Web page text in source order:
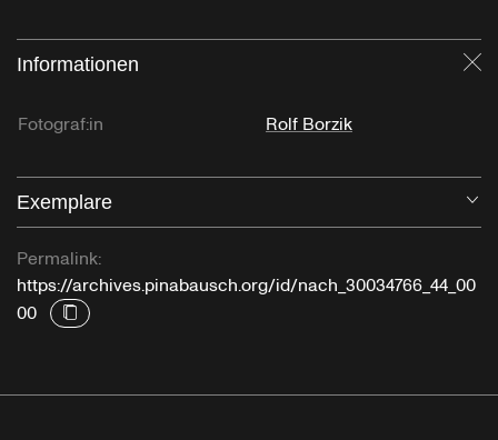
Informationen
Fotograf:in Rolf Borzik
Exemplare
Permalink:
https://archives.pinabausch.org/id/nach_30034766_44_00
00